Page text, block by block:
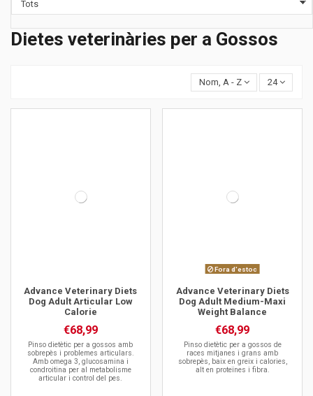
Dietes veterinàries per a Gossos
Nom, A - Z 24
Advance Veterinary Diets
Dog Adult Articular Low
Calorie
€68,99
Pinso dietètic per a gossos amb
sobrepès i problemes articulars.
Amb omega 3, glucosamina i
condroitina per al metabolisme
articular i control del pes.
Fora d'estoc
Advance Veterinary Diets
Dog Adult Medium-Maxi
Weight Balance
€68,99
Pinso dietètic per a gossos de
races mitjanes i grans amb
sobrepès, baix en greix i calories,
alt en proteïnes i fibra.